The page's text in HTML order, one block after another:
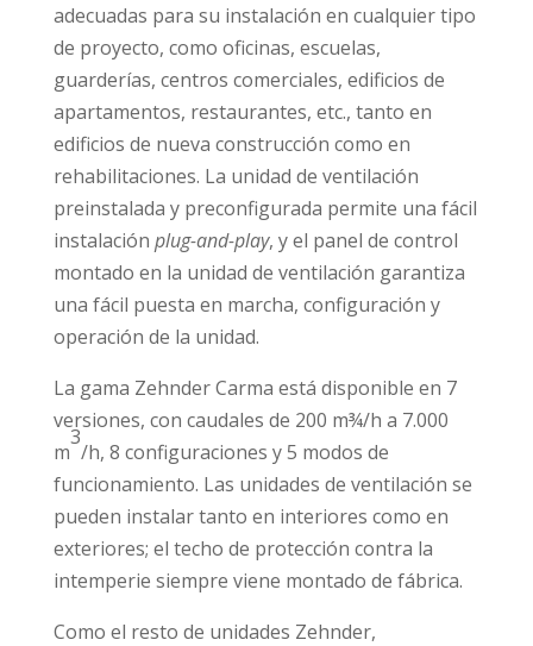
adecuadas para su instalación en cualquier tipo
de proyecto, como oficinas, escuelas,
guarderías, centros comerciales, edificios de
apartamentos, restaurantes, etc., tanto en
edificios de nueva construcción como en
rehabilitaciones. La unidad de ventilación
preinstalada y preconfigurada permite una fácil
instalación plug-and-play, y el panel de control
montado en la unidad de ventilación garantiza
una fácil puesta en marcha, configuración y
operación de la unidad.
La gama Zehnder Carma está disponible en 7
versiones, con caudales de 200 m¾/h a 7.000
m
3
/h, 8 configuraciones y 5 modos de
funcionamiento. Las unidades de ventilación se
pueden instalar tanto en interiores como en
exteriores; el techo de protección contra la
intemperie siempre viene montado de fábrica.
Como el resto de unidades Zehnder,